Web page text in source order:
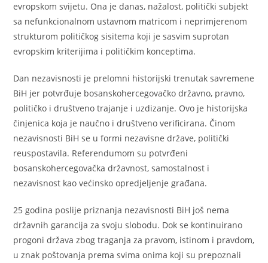
evropskom svijetu. Ona je danas, nažalost, politički subjekt
sa nefunkcionalnom ustavnom matricom i neprimjerenom
strukturom političkog sisitema koji je sasvim suprotan
evropskim kriterijima i političkim konceptima.
Dan nezavisnosti je prelomni historijski trenutak savremene
BiH jer potvrđuje bosanskohercegovačko državno, pravno,
političko i društveno trajanje i uzdizanje. Ovo je historijska
činjenica koja je naučno i društveno verificirana. Činom
nezavisnosti BiH se u formi nezavisne države, politički
reuspostavila. Referendumom su potvrđeni
bosanskohercegovačka državnost, samostalnost i
nezavisnost kao većinsko opredjeljenje građana.
25 godina poslije priznanja nezavisnosti BiH još nema
državnih garancija za svoju slobodu. Dok se kontinuirano
progoni država zbog traganja za pravom, istinom i pravdom,
u znak poštovanja prema svima onima koji su prepoznali